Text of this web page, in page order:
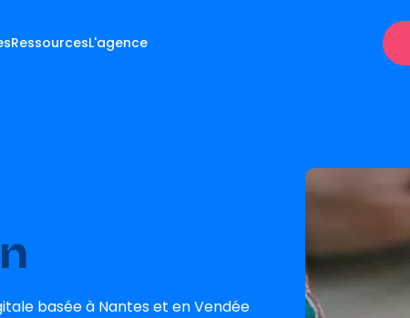
RessourcesL'agence
basée à Nantes et en Vendée